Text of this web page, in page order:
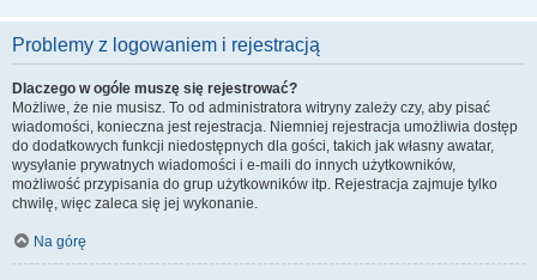
Problemy z logowaniem i rejestracją
Dlaczego w ogóle muszę się rejestrować?
Możliwe, że nie musisz. To od administratora witryny zależy czy, aby pisać
wiadomości, konieczna jest rejestracja. Niemniej rejestracja umożliwia dostęp
do dodatkowych funkcji niedostępnych dla gości, takich jak własny awatar,
wysyłanie prywatnych wiadomości i e-maili do innych użytkowników,
możliwość przypisania do grup użytkowników itp. Rejestracja zajmuje tylko
chwilę, więc zaleca się jej wykonanie.
Na górę